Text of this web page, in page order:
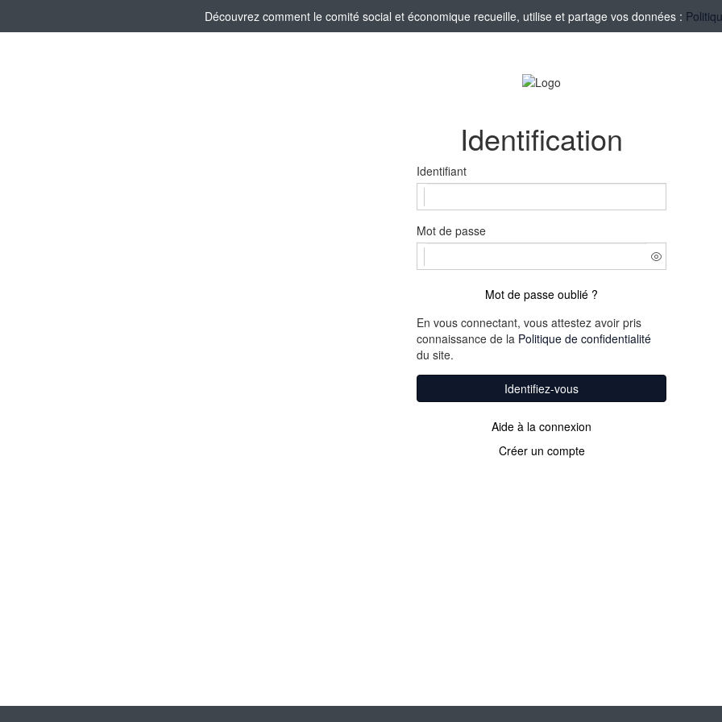
Découvrez comment le comité social et économique recueille, utilise et partage vos données :
Identification
Identifiant
Mot de passe
Mot de passe oublié ?
En vous connectant, vous attestez avoir pris
connaissance de la Politique de confidentialité
du site.
Identifiez-vous
Aide à la connexion
Créer un compte